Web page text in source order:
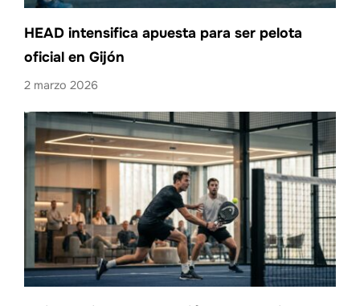
HEAD intensifica apuesta para ser pelota
oficial en Gijón
2 marzo 2026